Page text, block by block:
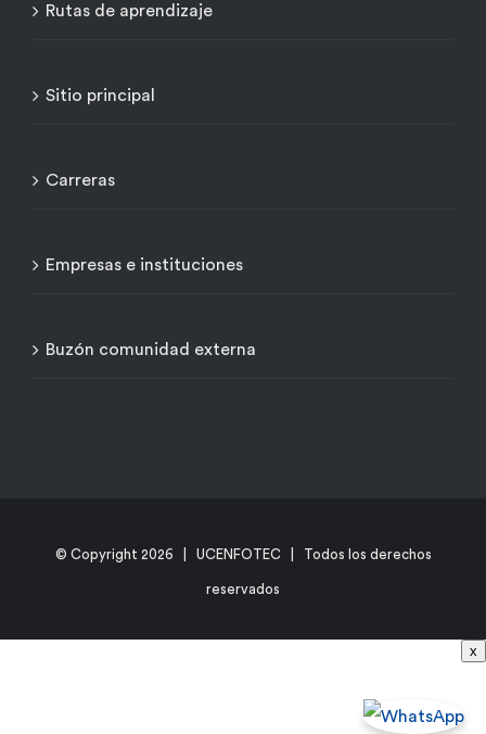
Rutas de aprendizaje
Sitio principal
Carreras
Empresas e instituciones
Buzón comunidad externa
© Copyright 2026 | UCENFOTEC | Todos los derechos
reservados
x